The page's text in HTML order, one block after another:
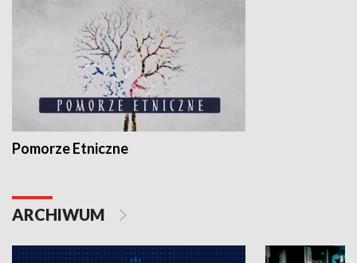
Pomorze Etniczne
ARCHIWUM